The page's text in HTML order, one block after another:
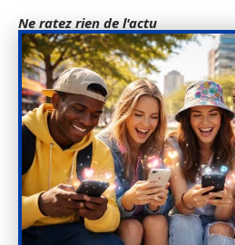
Ne ratez rien de l'actu